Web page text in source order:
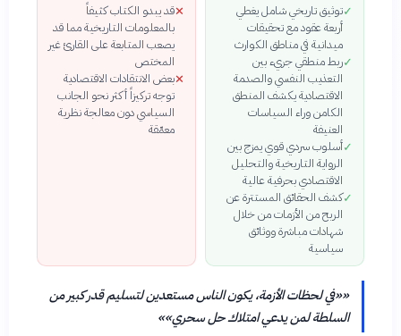
✓توثيق تاريخي شامل يغطي
أربعة عقود مع تحقيقات
ميدانية في مناطق الكوارث
✓ربط منطقي جريء بين
التعذيب النفسي والصدمة
الاقتصادية يكشف المنطق
الكامن وراء السياسات
العنيفة
✓أسلوب سردي قوي يمزج بين
الرواية التاريخية والتحليل
الاقتصادي بحرفية عالية
✓كشف الحقائق المستترة عن
الربح من الأزمات من خلال
شهادات مباشرة ووثائق
سياسية
✕قد يبدو الكتاب كثيفاً
بالمعلومات التاريخية مما قد
يصعب المتابعة على القارئ غير
المختص
✕بعض الانتقادات الاقتصادية
توجه تركيزاً أكثر نحو الجانب
السياسي دون معالجة نظرية
معمّقة
««في لحظات الأزمة، يكون الناس مستعدين لتسليم قدر كبير من
السلطة لمن يدعي امتلاك حل سحري»»